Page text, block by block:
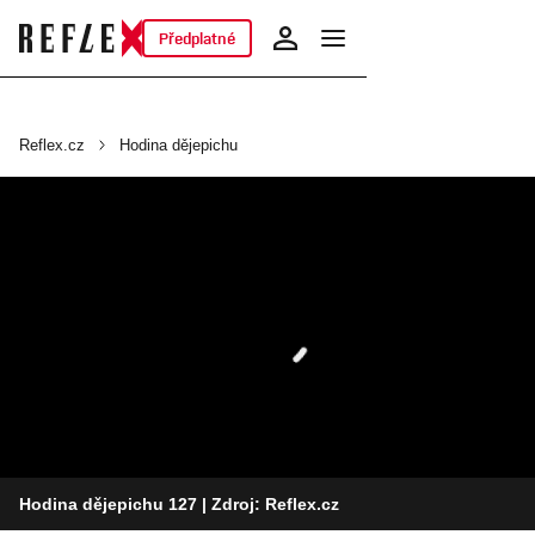
Předplatné
Reflex.cz Hodina dějepichu
Hodina dějepichu 127 | Zdroj: Reflex.cz